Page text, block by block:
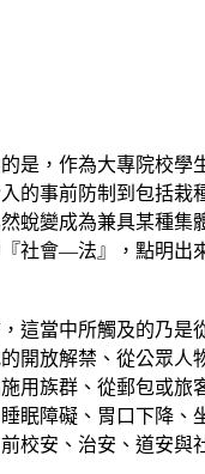
是，作為大專院校
事前防制到包括栽
蛻變成為兼具某種
社會—法』，點明出
這當中所觸及的乃是
開放解禁、從公眾人
用族群、從郵包或旅
眠障礙、胃口下降、
校安、治安、道安與